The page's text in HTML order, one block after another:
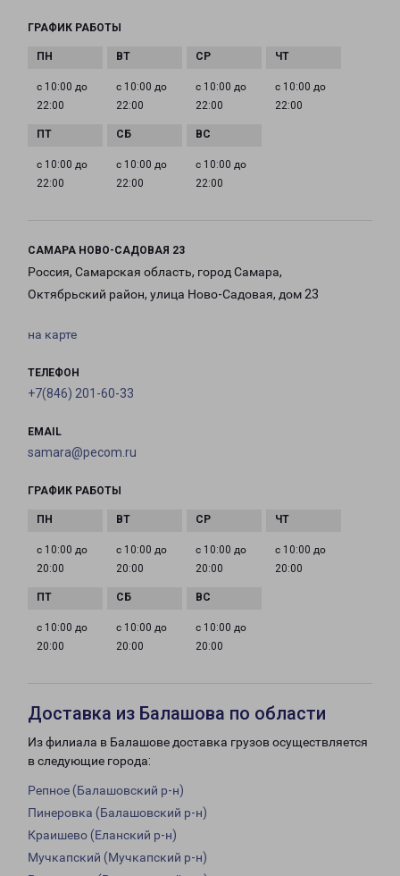
ГРАФИК РАБОТЫ
с 10:00 до
22:00
с 10:00 до
22:00
с 10:00 до
22:00
с 10:00 до
22:00
с 10:00 до
22:00
с 10:00 до
22:00
с 10:00 до
22:00
САМАРА НОВО-САДОВАЯ 23
Россия, Самарская область, город Самара,
Октябрьский район, улица Ново-Садовая, дом 23
на карте
ТЕЛЕФОН
+7(846) 201-60-33
EMAIL
samara@pecom.ru
ГРАФИК РАБОТЫ
с 10:00 до
20:00
с 10:00 до
20:00
с 10:00 до
20:00
с 10:00 до
20:00
с 10:00 до
20:00
с 10:00 до
20:00
с 10:00 до
20:00
Доставка из Балашова по области
Из филиала в Балашове доставка грузов осуществляется
в следующие города:
Репное (Балашовский р-н)
Пинеровка (Балашовский р-н)
Краишево (Еланский р-н)
Мучкапский (Мучкапский р-н)